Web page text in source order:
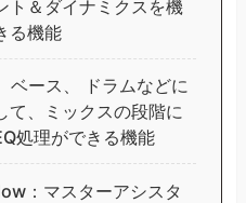
ト＆ダイナミクスを機
る機能
ベース、 ドラムなどに
て、ミックスの段階に
処理ができる機能
：マスターアシスタ